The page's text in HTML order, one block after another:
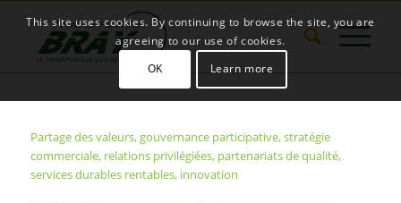
Partage des valeurs, gouvernance participative, stratégie
commerciale, relations privilégiées, partenariats de qualité,
services durables rentables, innovation
This site uses cookies. By continuing to browse the site, you are
agreeing to our use of cookies.
OK
Learn more